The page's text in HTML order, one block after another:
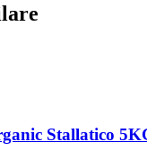
Stallatico